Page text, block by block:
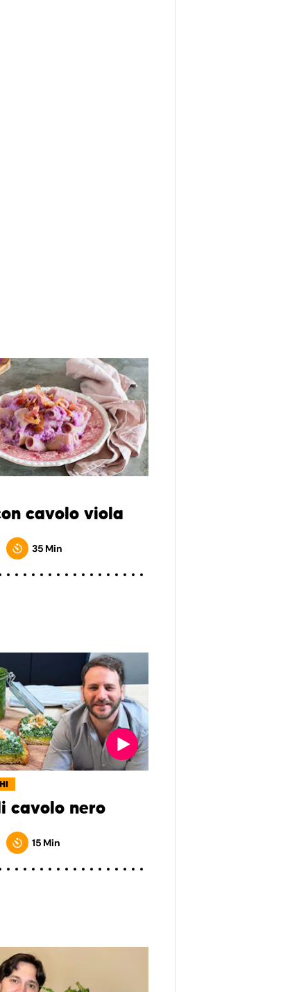
cavolo viola
35 Min
cavolo nero
15 Min